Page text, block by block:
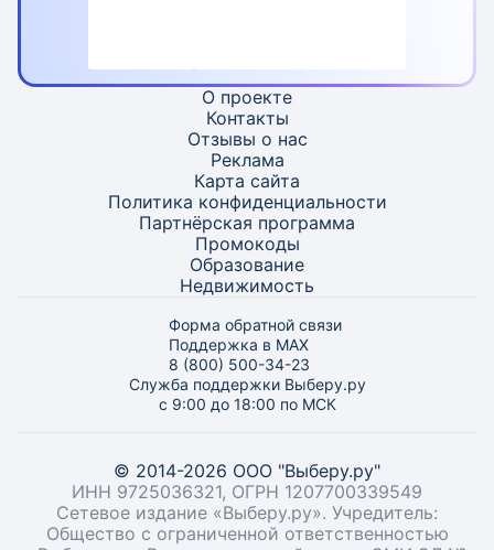
О проекте
Контакты
Отзывы о нас
Реклама
Карта сайта
Политика конфиденциальности
Партнёрская программа
Промокоды
Образование
Недвижимость
Форма обратной связи
Поддержка в MAX
8 (800) 500-34-23
Служба поддержки Выберу.ру
с 9:00 до 18:00 по МСК
© 2014-2026 ООО "Выберу.ру"
ИНН 9725036321, ОГРН 1207700339549
Сетевое издание «Выберу.ру». Учредитель:
Общество с ограниченной ответственностью